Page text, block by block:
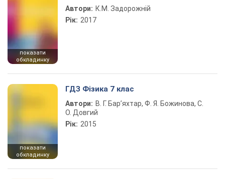
показати
обкладинку
Автори: К.М. Задорожній
Рік: 2017
показати
обкладинку
ГДЗ Фізика 7 клас
Автори: В. Г. Бар’яхтар, Ф. Я. Божинова, С.
О. Довгий
Рік: 2015